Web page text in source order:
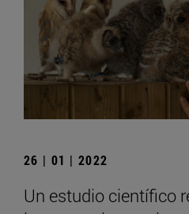
26 | 01 | 2022
Un estudio científico